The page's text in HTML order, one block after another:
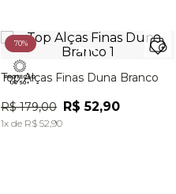
70%
Top Alças Finas Duna Branco
R$ 179,00 R$ 52,90
1x de R$ 52,90